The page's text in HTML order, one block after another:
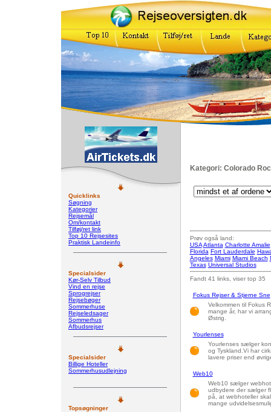
Quicklinks
Søgning
Kategorier
Rejsemål
Om/kontakt
Tilføj/ret link
Top 10 Rejsesites
Praktisk Landeinfo
Specialsider
Kør-Selv Tilbud
Vind en rejse
Sprogrejser
Rejsebøger
Sommerhuse
Rejseledsager
Sommerhus
Afbudsrejser
Specialsider
Billige Hoteller
Sommerhusudlejning
Topsøgninger
Kategori: Colorado
Prøv også land:
USA Atlanta Charlotte Amalie
Florida Fort Lauderdale
Angeles Miami Miami Beach
Texas Universal Studios
Fandt 41 links, viser top 35
Fokus Rejser & Stjerne Sne
Velkommen til Fokus
mange år, har vi
Østrig.
Yourlenses
Yourlenses sælger
og Tyskland.Vi har
lavere priser end
Web10
Web10 sælger
udbydere der sælger
på, at webhoteller
mange